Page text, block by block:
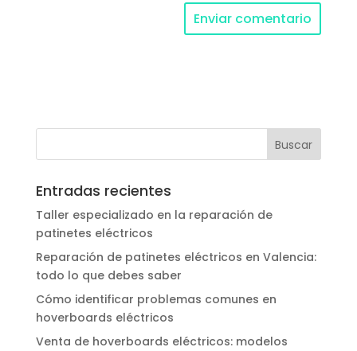
Entradas recientes
Taller especializado en la reparación de
patinetes eléctricos
Reparación de patinetes eléctricos en Valencia:
todo lo que debes saber
Cómo identificar problemas comunes en
hoverboards eléctricos
Venta de hoverboards eléctricos: modelos